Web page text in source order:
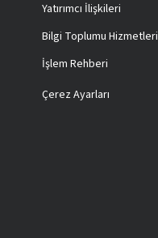
Yatırımcı İlişkileri
Bilgi Toplumu Hizmetleri
İşlem Rehberi
Çerez Ayarları